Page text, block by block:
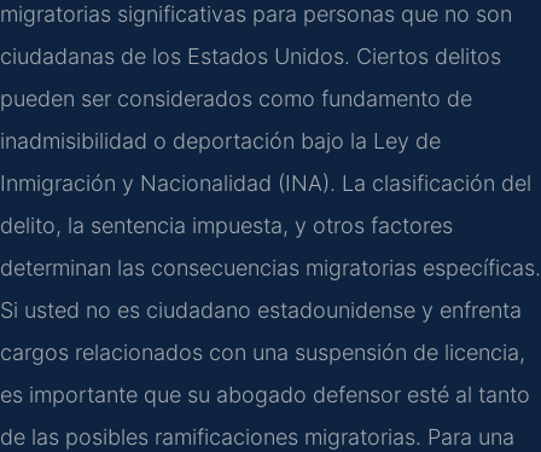
migratorias significativas para personas que no son
ciudadanas de los Estados Unidos. Ciertos delitos
pueden ser considerados como fundamento de
inadmisibilidad o deportación bajo la Ley de
Inmigración y Nacionalidad (INA). La clasificación del
delito, la sentencia impuesta, y otros factores
determinan las consecuencias migratorias específicas.
Si usted no es ciudadano estadounidense y enfrenta
cargos relacionados con una suspensión de licencia,
es importante que su abogado defensor esté al tanto
de las posibles ramificaciones migratorias. Para una